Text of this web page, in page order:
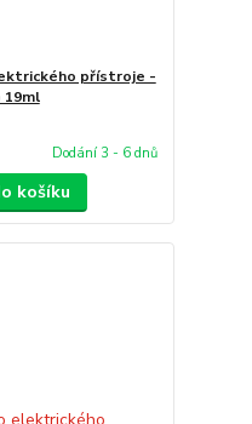
přístroje -
19ml
Dodání 3 - 6 dnů
košíku